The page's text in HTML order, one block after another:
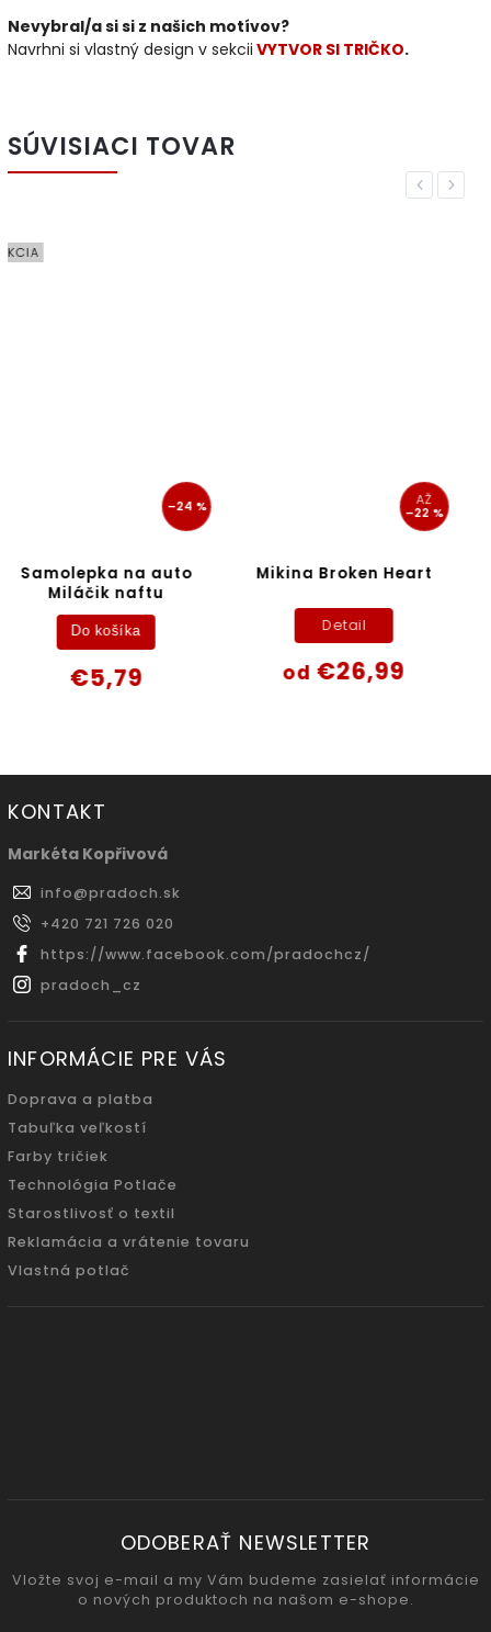
Nevybral/a si si z našich motívov?
Navrhni si vlastný design v sekcii VYTVOR SI TRIČKO.
SÚVISIACI TOVAR
Previous
AKCIA
–24 %
Samolepka na auto
Miláčik naftu
€5,79
Do košíka
AŽ
–22 %
Mikina Broken Heart
od€26,99
Detail
Next
KONTAKT
Markéta Kopřivová
info@pradoch.sk
+420 721 726 020
https://www.facebook.com/pradochcz/
pradoch_cz
INFORMÁCIE PRE VÁS
Doprava a platba
Tabuľka veľkostí
Farby tričiek
Technológia Potlače
Starostlivosť o textil
Reklamácia a vrátenie tovaru
Vlastná potlač
ODOBERAŤ NEWSLETTER
Vložte svoj e-mail a my Vám budeme zasielať informácie
o nových produktoch na našom e-shope.